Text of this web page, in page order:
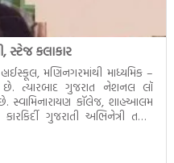
સ્ટેજ કલાકાર
મણિનગરમાંથી માધ્યમિક –
છે. ત્યારબાદ ગુજરાત નેશનલ લૉ
સ્વામિનારાયણ કૉલેજ, શાહઆલમ
ગુજરાતી અભિનેત્રી તરીકે
ટીવી શ્રેણી ‘કાકા ચાલે વાંકા’માં